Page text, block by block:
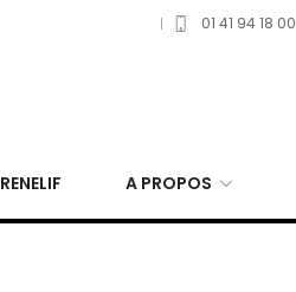
01 41 94 18 00
RENELIF A PROPOS